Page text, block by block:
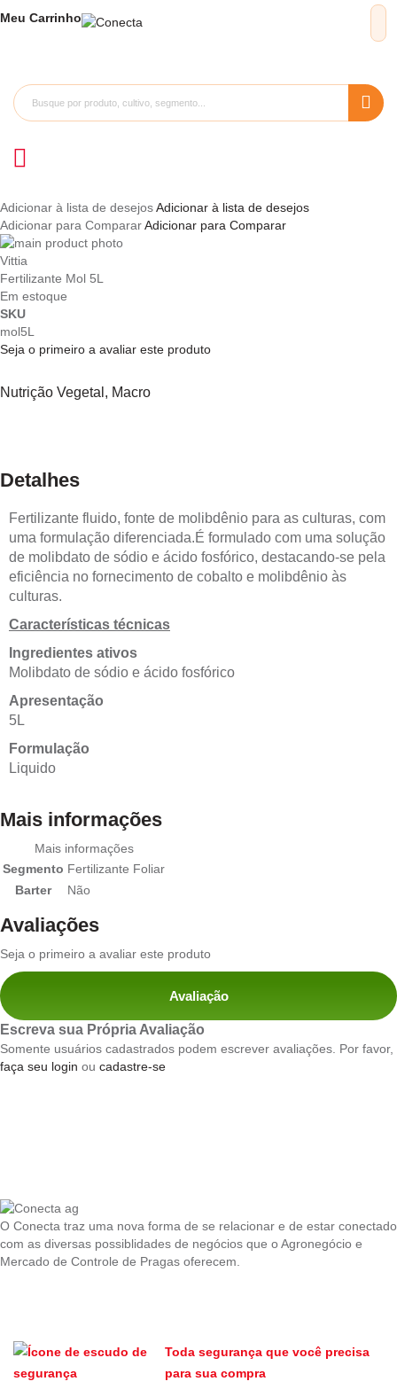
Meu Carrinho
Adicionar à lista de desejosAdicionar à lista de desejos
Adicionar para CompararAdicionar para Comparar
Pular
para
o
final
da
Galeria
de
Saltar
para
o
início
da
Galeria
imagens
Vittia
Fertilizante Mol 5L
Em estoque
SKU
mol5L
Seja o primeiro a avaliar este produto
Nutrição Vegetal, Macro
Detalhes
Fertilizante fluido, fonte de molibdênio para as culturas, com
uma formulação diferenciada.É formulado com uma solução
de molibdato de sódio e ácido fosfórico, destacando-se pela
eficiência no fornecimento de cobalto e molibdênio às
culturas.
Características técnicas
Ingredientes ativos
Molibdato de sódio e ácido fosfórico
Apresentação
5L
Formulação
Liquido
Mais informações
Mais informações
Segmento Fertilizante Foliar
Barter
Não
Avaliações
Seja o primeiro a avaliar este produto
Avaliação
Escreva sua Própria Avaliação
Somente usuários cadastrados podem escrever avaliações. Por favor,
faça seu login ou cadastre-se
O Conecta traz uma nova forma de se relacionar e de estar conectado
com as diversas possiblidades de negócios que o Agronegócio e
Mercado de Controle de Pragas oferecem.
Toda segurança que você precisa
para sua compra